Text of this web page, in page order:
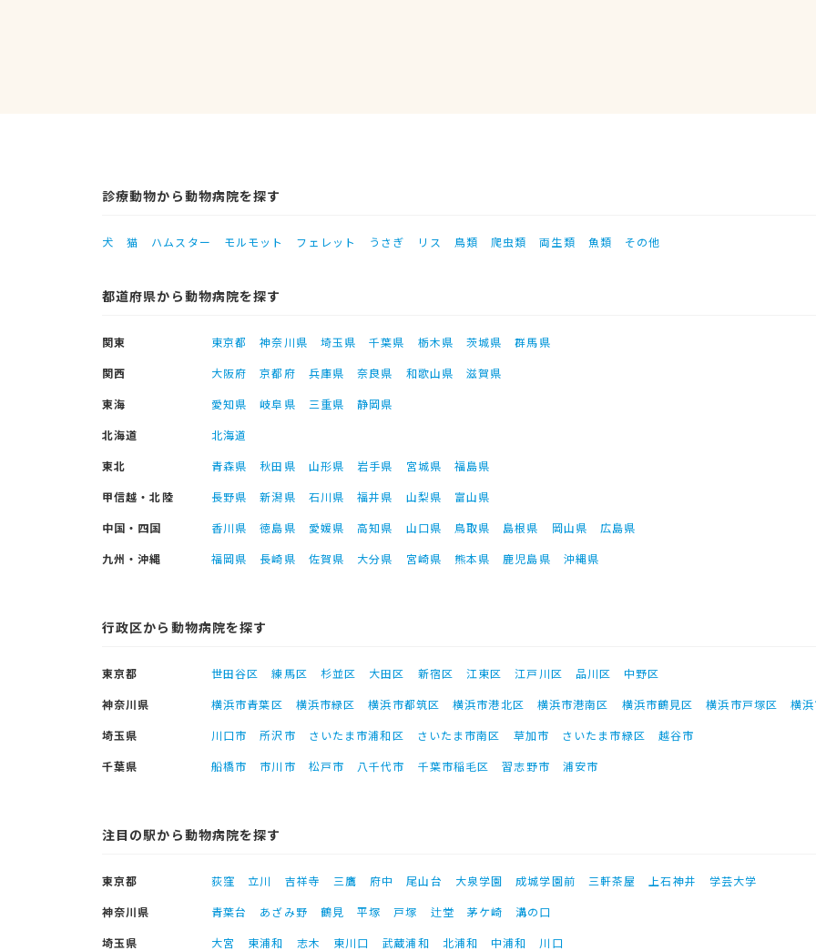
診療動物から動物病院を探す
犬 猫 ハムスター モルモット フェレット うさぎ リス 鳥類 爬虫類 両生類 魚類 その他
都道府県から動物病院を探す
関東 東京都 神奈川県 埼玉県 千葉県 栃木県 茨城県
群馬県
関西
大阪府 京都府 兵庫県 奈良県 和歌山県
滋賀県
東海
愛知県 岐阜県 三重県
静岡県
北海道
北海道
東北
青森県 秋田県 山形県 岩手県 宮城県
福島県
甲信越・北陸
長野県 新潟県 石川県 福井県 山梨県
富山県
中国・四国
香川県 徳島県 愛媛県 高知県 山口県 鳥取県 島根県 岡山県
広島県
九州・沖縄
福岡県 長崎県 佐賀県 大分県 宮崎県 熊本県 鹿児島県 沖縄県
行政区から動物病院を探す
東京都 世田谷区 練馬区 杉並区 大田区 新宿区 江東区 江戸川区 品川区
中野区
神奈川県
横浜市青葉区 横浜市緑区 横浜市都筑区 横浜市港北区 横浜市港南区 横浜市鶴見区 横浜市戸塚区
横
埼玉県
川口市 所沢市 さいたま市浦和区 さいたま市南区 草加市 さいたま市緑区
越谷市
千葉県
船橋市 市川市 松戸市 八千代市 千葉市稲毛区 習志野市 浦安市
注目の駅から動物病院を探す
東京都 荻窪 立川 吉祥寺 三鷹 府中 尾山台 大泉学園 成城学園前 三軒茶屋 上石神井
学芸大学
神奈川県
青葉台 あざみ野 鶴見 平塚 戸塚 辻堂 茅ケ崎
溝の口
埼玉県
大宮 東浦和 志木 東川口 武蔵浦和 北浦和 中浦和
川口